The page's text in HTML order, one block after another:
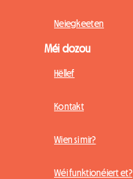
Neiegkeeten
Méi dozou
Hëllef
Kontakt
Wien si mir?
Wéi funktionéiert et?